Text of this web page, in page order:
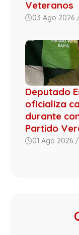
Veteranos
03 Ago 2026
Deputado
oficializa
durante
Partido
01 Ago 2026